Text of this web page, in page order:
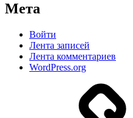
Мета
Войти
Лента записей
Лента комментариев
WordPress.org